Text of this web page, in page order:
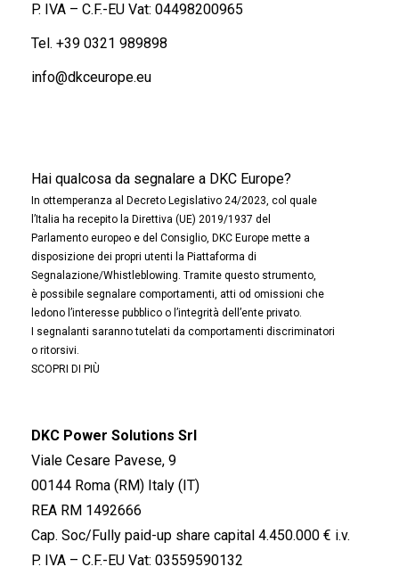
P. IVA – C.F.-EU Vat: 04498200965
Tel. +39 0321 989898
info@dkceurope.eu
Hai qualcosa da segnalare a DKC Europe?
In ottemperanza al Decreto Legislativo 24/2023, col quale
l’Italia ha recepito la Direttiva (UE) 2019/1937 del
Parlamento europeo e del Consiglio, DKC Europe mette a
disposizione dei propri utenti la Piattaforma di
Segnalazione/Whistleblowing. Tramite questo strumento,
è possibile segnalare comportamenti, atti od omissioni che
ledono l’interesse pubblico o l’integrità dell’ente privato.
I segnalanti saranno tutelati da comportamenti discriminatori
o ritorsivi.
SCOPRI DI PIÙ
DKC Power Solutions Srl
Viale Cesare Pavese, 9
00144 Roma (RM) Italy (IT)
REA RM 1492666
Cap. Soc/Fully paid-up share capital 4.450.000 € i.v.
P. IVA – C.F.-EU Vat: 03559590132